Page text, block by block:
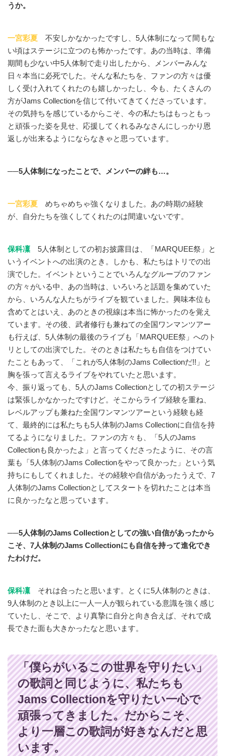
うか。
一宮彩夏 不安しかなかったですし、5人体制になって間もな
い頃はステージに立つのも怖かったです。あの当時は、準備
期間も少ない中5人体制で走り出したから、メンバーみんな
日々本当に必死でした。そんな私たちを、ファンの方々は優
しく受け入れてくれたのも嬉しかったし、今も、たくさんの
方がJams Collectionを信じて付いてきてくださっています。
その気持ちを感じているからこそ、今の私たちはもっともっ
と頑張った姿を見せ、応援してくれるみなさんにしっかり恩
返しが出来るようにならなきゃと思っています。
──5人体制になったことで、メンバーの絆も…。
一宮彩夏 めちゃめちゃ強くなりました。あの時期の経験
が、自分たちを強くしてくれたのは間違いないです。
保科凜 5人体制としての初お披露目は、「MARQUEE祭」と
いうイベントへの出演のとき。しかも、私たちはトリでの出
演でした。イベントということでいろんなグループのファン
の方々がいる中、あの当時は、いろいろと話題を集めていた
から、いろんな人たちがライブを観ていました。興味本位も
含めてとはいえ、あのときの視線は本当に怖かったのを覚え
ています。その後、武者修行も兼ねての全国ワンマンツアー
も行えば、5人体制の最後のライブも「MARQUEE祭」へのト
リとしての出演でした。そのときは私たちも自信をつけてい
たこともあって、「これが5人体制のJams Collectionだ!!」と
胸を張って言えるライブをやれていたと思います。
今、振り返っても、5人のJams Collectionとしての初ステージ
は緊張しかなかったですけど。そこからライブ経験を重ね、
レベルアップも兼ねた全国ワンマンツアーという経験も経
て、最終的には私たちも5人体制のJams Collectionに自信を持
てるようになりました。ファンの方々も、「5人のJams
Collectionも良かったよ」と言ってくださったように、その言
葉も「5人体制のJams Collectionをやって良かった」という気
持ちにもしてくれました。その経験や自信があったうえで、7
人体制のJams Collectionとしてスタートを切れたことは本当
に良かったなと思っています。
──5人体制のJams Collectionとしての強い自信があったから
こそ、7人体制のJams Collectionにも自信を持って進化でき
たわけだ。
保科凜 それは合ったと思います。とくに5人体制のときは、
9人体制のとき以上に一人一人が観られている意識を強く感じ
ていたし、そこで、より真摯に自分と向き合えば、それで成
長できた面も大きかったなと思います。
「僕らがいるこの世界を守りたい」
の歌詞と同じように、私たちも
Jams Collectionを守りたい一心で
頑張ってきました。だからこそ、
より一層この歌詞が好きなんだと思
います。